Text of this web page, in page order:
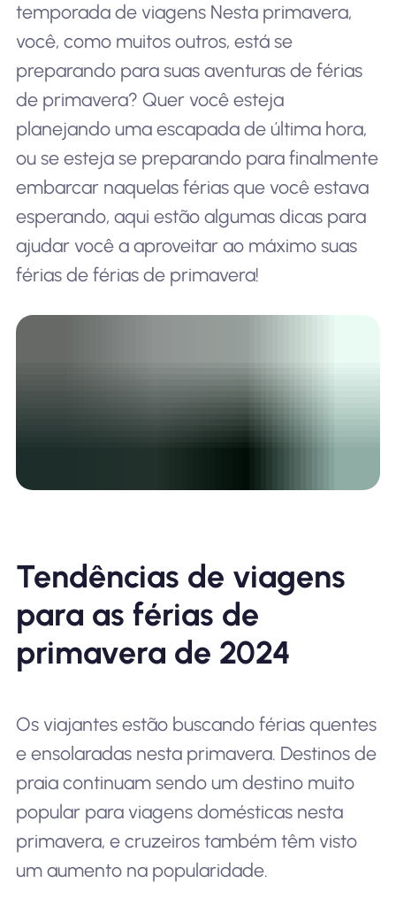
temporada de viagens Nesta primavera,
você, como muitos outros, está se
preparando para suas aventuras de férias
de primavera? Quer você esteja
planejando uma escapada de última hora,
ou se esteja se preparando para finalmente
embarcar naquelas férias que você estava
esperando, aqui estão algumas dicas para
ajudar você a aproveitar ao máximo suas
férias de férias de primavera!
Tendências de viagens
para as férias de
primavera de 2024
Os viajantes estão buscando férias quentes
e ensolaradas nesta primavera. Destinos de
praia continuam sendo um destino muito
popular para viagens domésticas nesta
primavera, e cruzeiros também têm visto
um aumento na popularidade.